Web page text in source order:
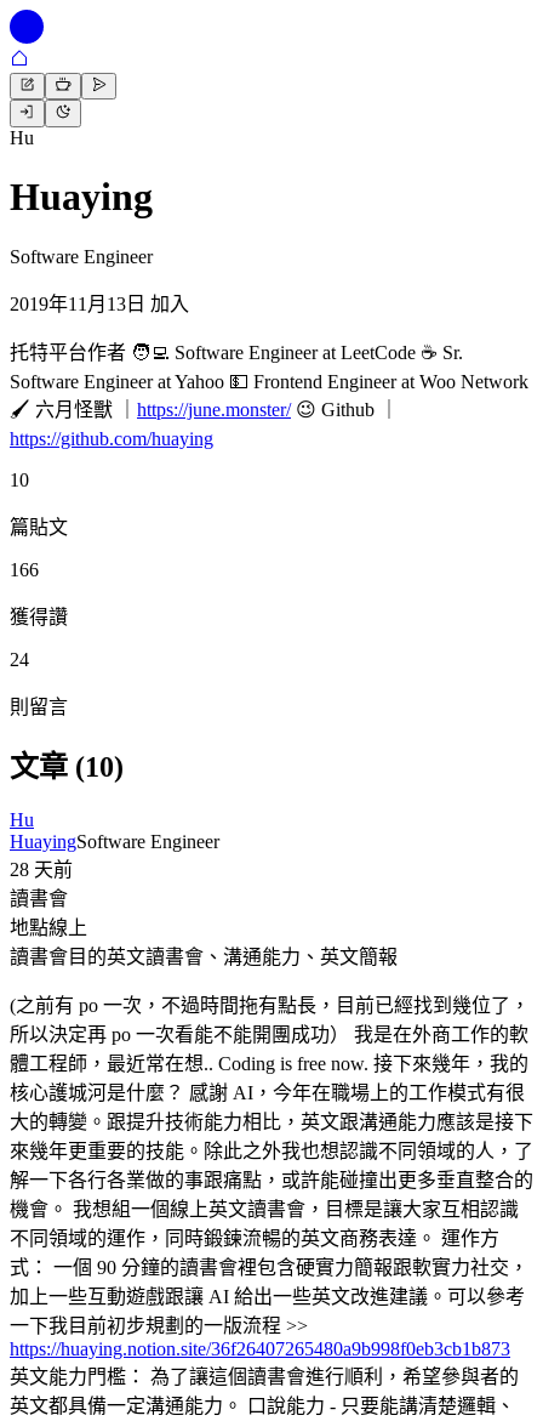
Hu
Huaying
Software Engineer
2019年11月13日 加入
托特平台作者 🧑‍💻 Software Engineer at LeetCode ☕️ Sr.
Software Engineer at Yahoo 💵 Frontend Engineer at Woo Network
🖌 六月怪獸 ｜ https://june.monster/😉 Github ｜
https://github.com/huaying
10
篇貼文
166
獲得讚
24
則留言
文章 (10)
Hu
HuayingSoftware Engineer
28 天前
讀書會
地點線上
讀書會目的英文讀書會、溝通能力、英文簡報
(之前有 po 一次，不過時間拖有點長，目前已經找到幾位了，
所以決定再 po 一次看能不能開團成功） 我是在外商工作的軟
體工程師，最近常在想.. Coding is free now. 接下來幾年，我的
核心護城河是什麼？ 感謝 AI，今年在職場上的工作模式有很
大的轉變。跟提升技術能力相比，英文跟溝通能力應該是接下
來幾年更重要的技能。除此之外我也想認識不同領域的人，了
解一下各行各業做的事跟痛點，或許能碰撞出更多垂直整合的
機會。 我想組一個線上英文讀書會，目標是讓大家互相認識
不同領域的運作，同時鍛鍊流暢的英文商務表達。 運作方
式： 一個 90 分鐘的讀書會裡包含硬實力簡報跟軟實力社交，
加上一些互動遊戲跟讓 AI 給出一些英文改進建議。可以參考
一下我目前初步規劃的一版流程 >>
https://huaying.notion.site/36f26407265480a9b998f0eb3cb1b873
英文能力門檻： 為了讓這個讀書會進行順利，希望參與者的
英文都具備一定溝通能力。 口說能力 - 只要能講清楚邏輯、